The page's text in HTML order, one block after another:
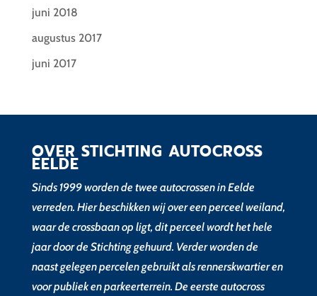
juni 2018
augustus 2017
juni 2017
OVER STICHTING AUTOCROSS
EELDE
Sinds 1999 worden de twee autocrossen in Eelde
verreden. Hier beschikken wij over een perceel weiland,
waar de crossbaan op ligt, dit perceel wordt het hele
jaar door de Stichting gehuurd. Verder worden de
naast gelegen percelen gebruikt als rennerskwartier en
voor publiek en parkeerterrein. De eerste autocross